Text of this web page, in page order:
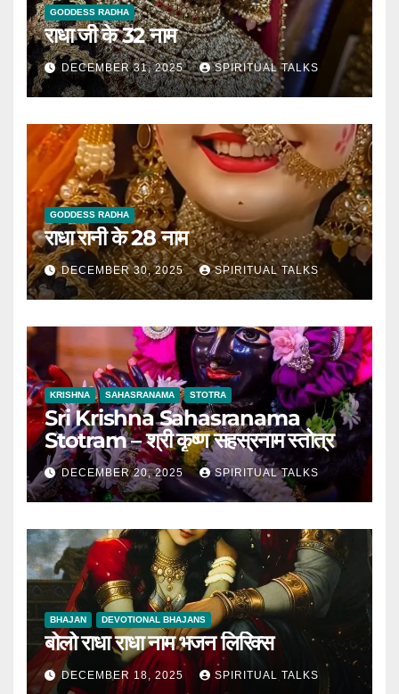
GODDESS RADHA
राधा जी के 32 नाम
DECEMBER 31, 2025 SPIRITUAL TALKS
GODDESS RADHA
राधा रानी के 28 नाम
DECEMBER 30, 2025 SPIRITUAL TALKS
KRISHNA SAHASRANAMA STOTRA
Sri Krishna Sahasranama
Stotram – श्री कृष्ण सहस्रनाम स्तोत्र
DECEMBER 20, 2025 SPIRITUAL TALKS
BHAJAN DEVOTIONAL BHAJANS
बोलो राधा राधा नाम भजन लिरिक्स
DECEMBER 18, 2025 SPIRITUAL TALKS